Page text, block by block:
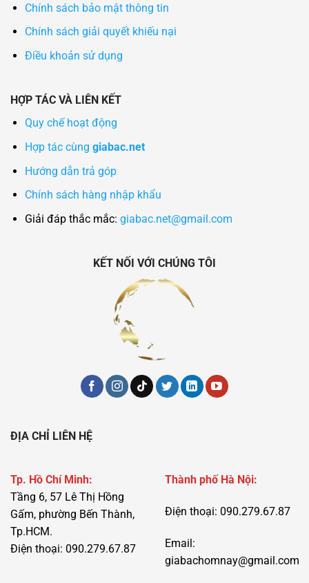
Chính sách bảo mật thông tin
Chính sách giải quyết khiếu nại
Điều khoản sử dụng
HỢP TÁC VÀ LIÊN KẾT
Quy chế hoạt động
Hợp tác cùng giabac.net
Hướng dẫn trả góp
Chính sách hàng nhập khẩu
Giải đáp thắc mắc: giabac.net@gmail.com
KẾT NỐI VỚI CHÚNG TÔI
ĐỊA CHỈ LIÊN HỆ
Tp. Hồ Chí Minh:
Tầng 6, 57 Lê Thị Hồng
Gấm, phường Bến Thành,
Tp.HCM.
Điện thoại: 090.279.67.87
Thành phố Hà Nội:
Điện thoại: 090.279.67.87
Email:
giabachomnay@gmail.com